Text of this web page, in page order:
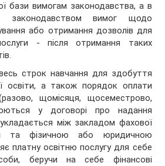
бази вимогам законодавства, а в
законодавством вимог щодо
або отримання дозволів для
- після отримання таких
строк навчання для здобуття
освіти, а також порядок оплати
щомісяця, щосеместрово,
у договорі про надання
між закладом фахової
та фізичною або юридичною
платну освітню послугу для себе
беручи на себе фінансові